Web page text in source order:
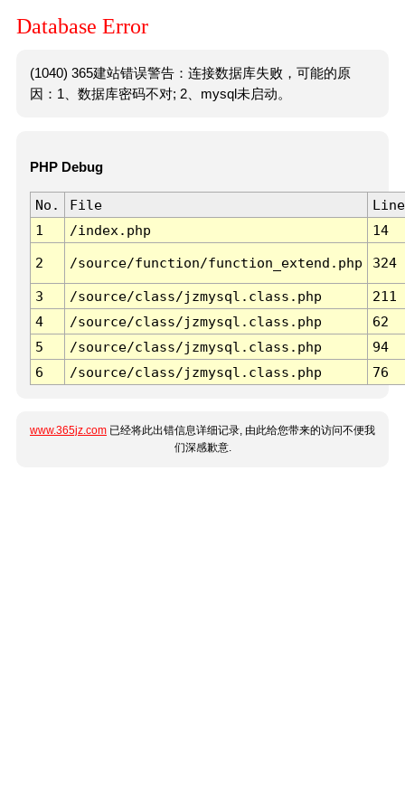
Database Error
(1040) 365建站错误警告：连接数据库失败，可能的原
因：1、数据库密码不对; 2、mysql未启动。
PHP Debug
No. File
Line
1
/index.php 14
2 /source/function/function_extend.php 324
3 /source/class/jzmysql.class.php
211
4
/source/class/jzmysql.class.php
62
5
/source/class/jzmysql.class.php
94
6
/source/class/jzmysql.class.php 76
www.365jz.com 已经将此出错信息详细记录, 由此给您带来的访问不便我
们深感歉意.